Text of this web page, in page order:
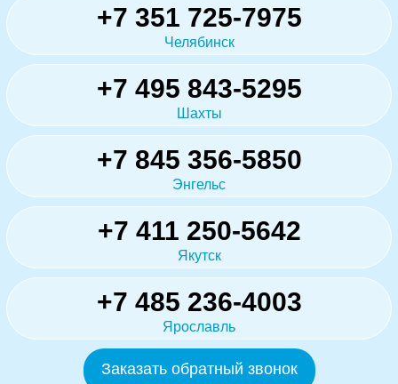
+7 351 725-7975
Челябинск
+7 495 843-5295
Шахты
+7 845 356-5850
Энгельс
+7 411 250-5642
Якутск
+7 485 236-4003
Ярославль
Заказать обратный звонок